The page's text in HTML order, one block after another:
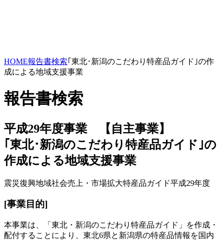
HOME報告書検索｢東北･新潟のこだわり特産品ガイド｣の作
成による地域支援事業
報告書検索
平成29年度事業 【自主事業】
｢東北･新潟のこだわり特産品ガイド｣の
作成による地域支援事業
震災復興地域社会売上・市場拡大特産品ガイド平成29年度
[事業目的]
本事業は、「東北・新潟のこだわり特産品ガイド」を作成・
配付することにより、東北6県と新潟県の特産品情報を国内